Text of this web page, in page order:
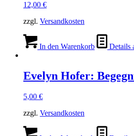
12,00 €
zzgl. Versandkosten
In den Warenkorb Details
Evelyn Hofer:
5,00 €
zzgl. Versandkosten